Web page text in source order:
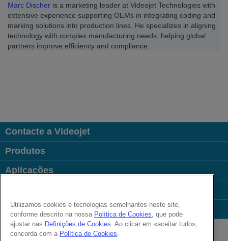
Marc Discher is a marketing leader at Videojet Technologies with
extensive experience supporting OEMs in integrating coding and
marking solutions into production lines. He specializes in aligning
technology with complex manufacturing needs, helping global
partners improve efficiency and compliance.
Contacte a Videojet
Produtos
Aplicações
Links úteis
Follow us on:
Utilizamos cookies e tecnologias semelhantes neste site,
conforme descrito na nossa Política de Cookies, que pode
ajustar nas Definições de Cookies. Ao clicar em «aceitar tudo»,
concorda com a Política de Cookies.